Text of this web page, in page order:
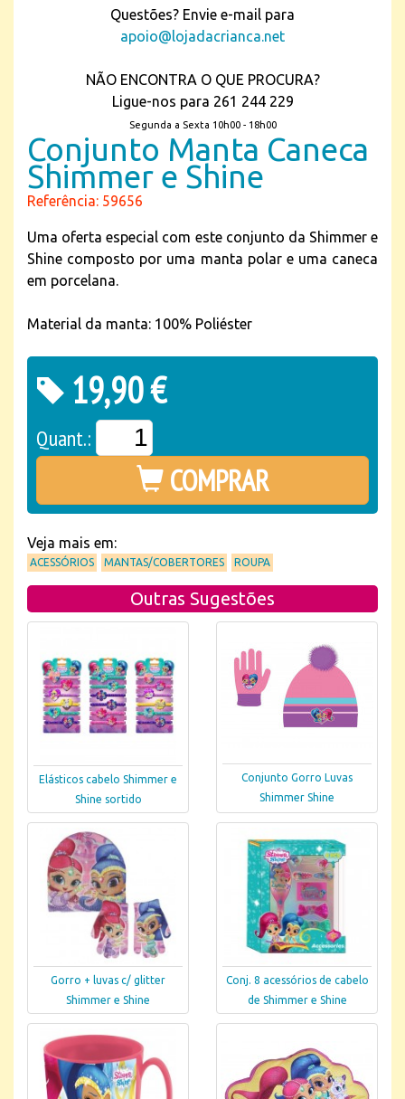
Questões? Envie e-mail para
apoio@lojadacrianca.net
NÃO ENCONTRA O QUE PROCURA?
Ligue-nos para 261 244 229
Segunda a Sexta 10h00 - 18h00
Conjunto Manta Caneca
Shimmer e Shine
Referência: 59656
Uma oferta especial com este conjunto da Shimmer e
Shine composto por uma manta polar e uma caneca
em porcelana.
Material da manta: 100% Poliéster
19,90 €
Quant.:
COMPRAR
Veja mais em:
ACESSÓRIOS MANTAS/COBERTORES ROUPA
Outras Sugestões
Elásticos cabelo Shimmer e
Shine sortido
Conjunto Gorro Luvas
Shimmer Shine
Gorro + luvas c/ glitter
Shimmer e Shine
Conj. 8 acessórios de cabelo
de Shimmer e Shine